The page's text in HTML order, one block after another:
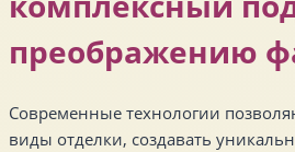
преображению
Современные технологии
виды отделки, создавать